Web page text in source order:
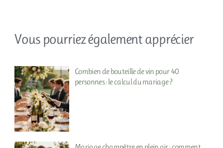
Vous pourriez également apprécier
Combien de bouteille de vin pour 40
personnes : le calcul du mariage ?